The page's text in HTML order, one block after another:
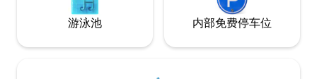
游泳池 内部免费停车位